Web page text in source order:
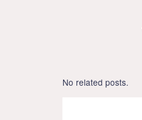
No related posts.